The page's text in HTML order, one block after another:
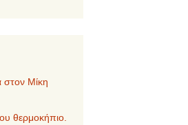
Μίκη
θερμοκήπιο.